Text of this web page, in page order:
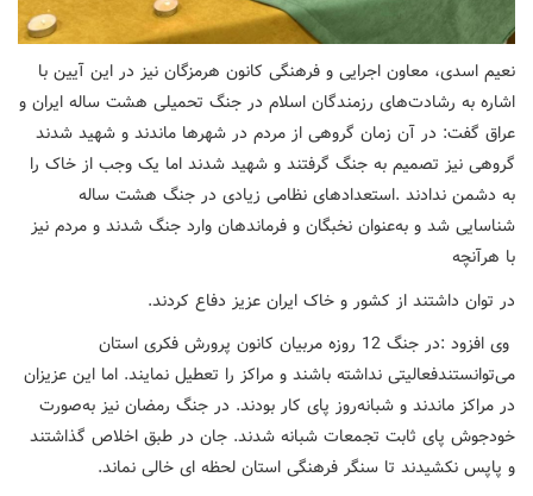
نعیم اسدی، معاون اجرایی و فرهنگی کانون هرمزگان نیز در این آیین با
اشاره به رشادت‌های رزمندگان اسلام در جنگ تحمیلی هشت ساله ایران و
عراق گفت: در آن زمان گروهی از مردم در شهرها ماندند و شهید شدند
گروهی نیز تصمیم به جنگ گرفتند و شهید شدند اما یک وجب از خاک را
به دشمن ندادند .استعدادهای نظامی زیادی در جنگ هشت ساله
شناسایی شد و به‌عنوان نخبگان و فرماندهان وارد جنگ شدند و مردم نیز
با هرآنچه
در توان داشتند از کشور و خاک ایران عزیز دفاع کردند.
وی افزود :در جنگ 12 روزه مربیان کانون پرورش فکری استان
می‌توانستندفعالیتی نداشته باشند و مراکز را تعطیل نمایند. اما این عزیزان
در مراکز ماندند و شبانه‌روز پای کار بودند. در جنگ رمضان نیز به‌صورت
خودجوش پای ثابت تجمعات شبانه شدند. جان در طبق اخلاص گذاشتند
و پاپس نکشیدند تا سنگر فرهنگی استان لحظه ای خالی نماند.